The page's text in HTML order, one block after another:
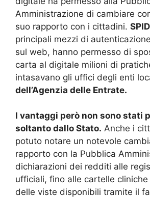
Amministrazione di cambiare
suo rapporto con i cittadini.
principali mezzi di
sul web, hanno permesso di
carta al digitale milioni di
intasavano gli uffici degli enti
dell’Agenzia delle Entrate.
I vantaggi però non sono stati
soltanto dallo Stato. Anche i
potuto notare un notevole
rapporto con la Pubblica
dichiarazioni dei redditi alle
ufficiali, fino alle cartelle
delle viste disponibili tramite il